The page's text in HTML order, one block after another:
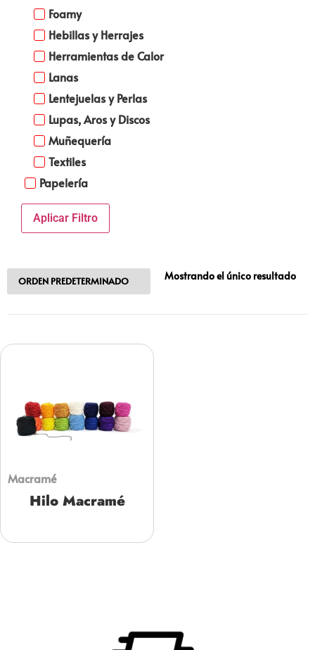
Foamy
Hebillas y Herrajes
Herramientas de Calor
Lanas
Lentejuelas y Perlas
Lupas, Aros y Discos
Muñequería
Textiles
Papelería
Aplicar Filtro
Mostrando el único resultado
Macramé
Hilo Macramé